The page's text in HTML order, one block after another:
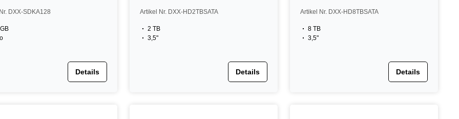
DXX-SDKA128
Details
Artikel Nr. DXX-HD2TBSATA
2 TB
3,5"
Details
Artikel Nr. DXX-HD8TBSATA
8 TB
3,5"
Details